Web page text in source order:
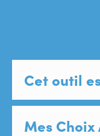
Cet outil
Mes